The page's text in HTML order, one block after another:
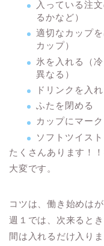
入っている注
るかなど）
適切なカップ
カップ）
氷を入れる（
異なる）
ドリンクを入れ
ふたを閉める
カップにマー
ソフトツイス
たくさんあります！
大変です。
コツは、働き始めは
週１では、次来ると
間は入れるだけ入りま